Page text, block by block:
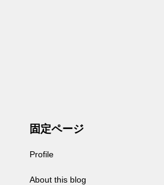
固定ページ
Profile
About this blog